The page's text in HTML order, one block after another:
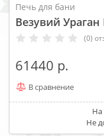
Печь для бани
Везувий
(0)
61440
В сравнение
На
Не